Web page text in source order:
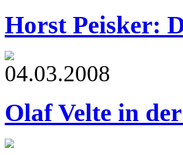
Horst Peisker:
04.03.2008
Olaf Velte in